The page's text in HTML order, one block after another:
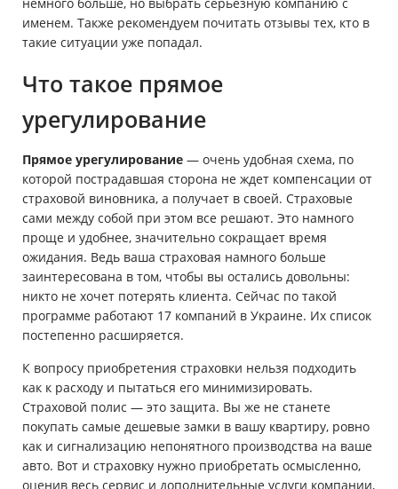
именем. Также рекомендуем почитать отзывы тех, кто в
такие ситуации уже попадал.
Что такое прямое
урегулирование
Прямое урегулирование — очень удобная схема, по
которой пострадавшая сторона не ждет компенсации от
страховой виновника, а получает в своей. Страховые
сами между собой при этом все решают. Это намного
проще и удобнее, значительно сокращает время
ожидания. Ведь ваша страховая намного больше
заинтересована в том, чтобы вы остались довольны:
никто не хочет потерять клиента. Сейчас по такой
программе работают 17 компаний в Украине. Их список
постепенно расширяется.
К вопросу приобретения страховки нельзя подходить
как к расходу и пытаться его минимизировать.
Страховой полис — это защита. Вы же не станете
покупать самые дешевые замки в вашу квартиру, ровно
как и сигнализацию непонятного производства на ваше
авто. Вот и страховку нужно приобретать осмысленно,
оценив весь сервис и дополнительные услуги компании,